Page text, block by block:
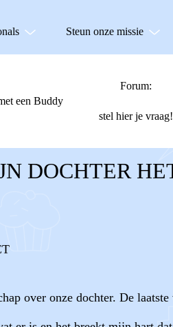
Steun onze missie
een Buddy
Forum:
stel hier je vraag!
DOCHTER
over onze dochter. De